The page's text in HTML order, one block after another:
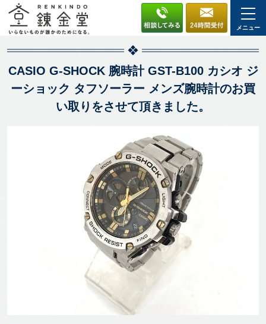
メニュー
CASIO G-SHOCK 腕時計 GST-B100 カシオ ジ
ーショック タフソーラー メンズ腕時計のお買
い取りをさせて頂きました。